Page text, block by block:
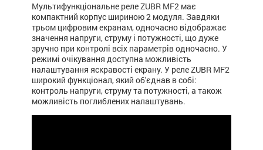
Мультифункціональне реле ZUBR MF2 має
компактний корпус шириною 2 модуля. Завдяки
трьом цифровим екранам, одночасно відображає
значення напруги, струму і потужності, що дуже
зручно при контролі всіх параметрів одночасно. У
режимі очікування доступна можливість
налаштування яскравості екрану. У реле ZUBR MF2
широкий функціонал, який об'єднав в собі:
контроль напруги, струму та потужності, а також
можливість поглиблених налаштувань.